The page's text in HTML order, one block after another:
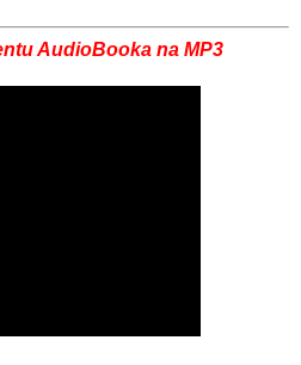
AudioBooka na MP3